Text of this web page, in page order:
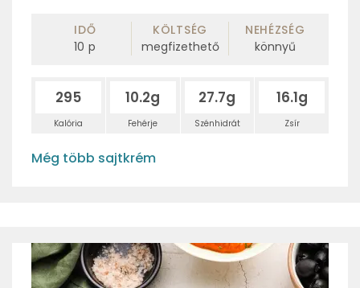
IDŐ
10 p
KÖLTSÉG
megfizethető
NEHÉZSÉG
könnyű
295
Kalória
10.2g
Fehérje
27.7g
Szénhidrát
16.1g
Zsír
Még több sajtkrém